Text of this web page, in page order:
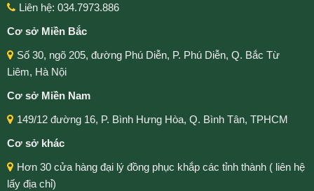
Liên hệ: 034.7973.886
Cơ sở Miền Bắc
Số 30, ngõ 205, đường Phú Diễn, P. Phú Diễn, Q. Bắc Từ
Liêm, Hà Nội
Cơ sở Miền Nam
149/12 đường 16, P. Bình Hưng Hòa, Q. Bình Tân, TPHCM
Cơ sở khác
Hơn 30 cửa hàng đại lý đồng phục khắp các tỉnh thành ( liên hệ
lấy địa chỉ)